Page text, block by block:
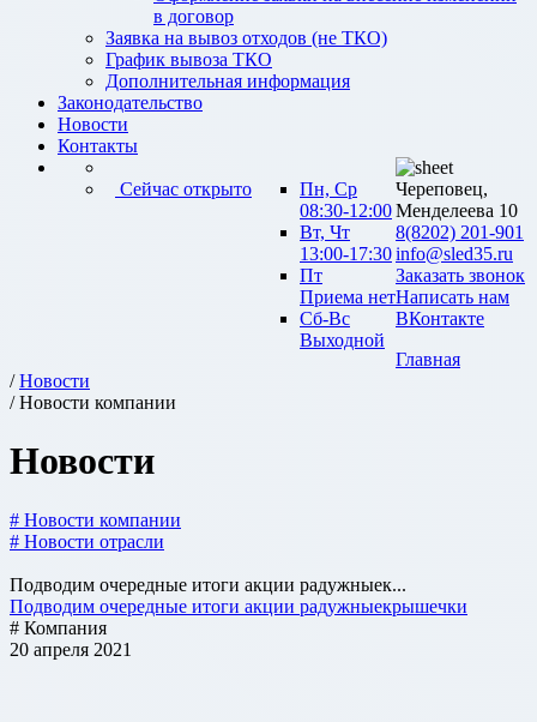
в договор
Заявка на вывоз отходов (не ТКО)
График вывоза ТКО
Дополнительная информация
Законодательство
Новости
Контакты
Сейчас открыто
Пн, Ср
08:30-12:00
Вт, Чт
13:00-17:30
Пт
Приема нет
Сб-Вс
Выходной
Череповец,
Менделеева 10
8(8202) 201-901
info@sled35.ru
Заказать звонок
Написать нам
ВКонтакте
Главная
/Новости
/ Новости компании
Новости
# Новости компании
# Новости отрасли
Подводим очередные итоги акции радужныек...
Подводим очередные итоги акции радужныекрышечки
# Компания
20 апреля 2021